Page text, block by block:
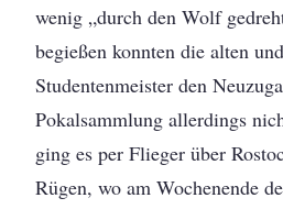
wenig „durch den Wolf
begießen konnten die alten
Studentenmeister den
Pokalsammlung allerdings
ging es per Flieger über
Rügen, wo am Wochenende